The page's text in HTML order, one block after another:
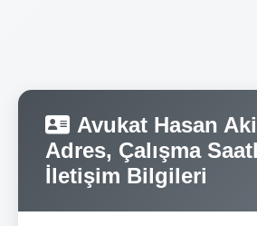
Avukat Hasan
Adres, Çalışma
İletişim Bilgileri